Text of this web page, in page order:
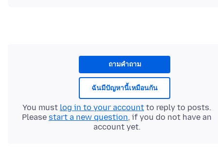
ถามคำถาม
ฉันมีปัญหานี้เหมือนกัน
You must log in to your account to reply to posts.
Please start a new question, if you do not have an
account yet.